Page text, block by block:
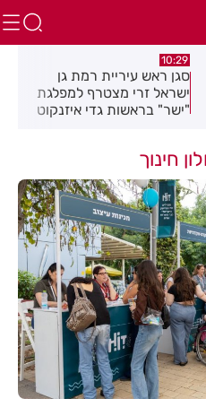
חובש איחוד הצלה הציל את
חייה של פעוטה בבת ים
חינוך